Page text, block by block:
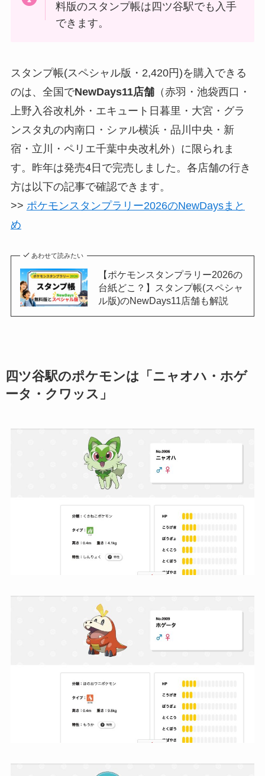
料版のスタンプ帳は四ツ谷駅でも入手
できます。
スタンプ帳(スペシャル版・2,420円)を購入できる
のは、全国でNewDays11店舗（赤羽・池袋西口・
上野入谷改札外・エキュート日暮里・大宮・グラ
ンスタ丸の内南口・シァル横浜・品川中央・新
宿・立川・ペリエ千葉中央改札外）に限られま
す。昨年は発売4日で完売しました。各店舗の行き
方は以下の記事で確認できます。
>> ポケモンスタンプラリー2026のNewDaysまと
め
あわせて読みたい
【ポケモンスタンプラリー2026の
台紙どこ？】スタンプ帳(スペシャ
ル版)のNewDays11店舗も解説
四ツ谷駅のポケモンは「ニャオハ・ホゲ
ータ・クワッス」